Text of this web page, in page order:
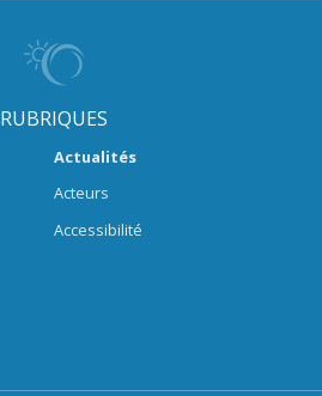
RUBRIQUES
Actualités
Acteurs
Accessibilité